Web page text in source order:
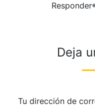
Responder
Deja
Tu dirección de